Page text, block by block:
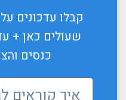
קבלו עדכונים
שעולים כאן +
כנסים